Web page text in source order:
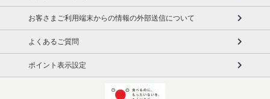
お客さまご利用端末からの情報の外部送信について
よくあるご質問
ポイント表示設定